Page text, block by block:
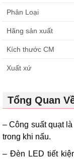
Phân Loại
Hãng sản xuất
Kích thước CM
Xuất xứ
Tổng Quan
– Công suất quạt
trong khi nấu.
– Đèn LED tiết